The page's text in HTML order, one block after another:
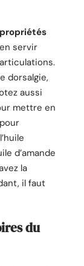
propriétés
servir
dorsalgie,
aussi
mettre en
d’amande
la
il faut
du